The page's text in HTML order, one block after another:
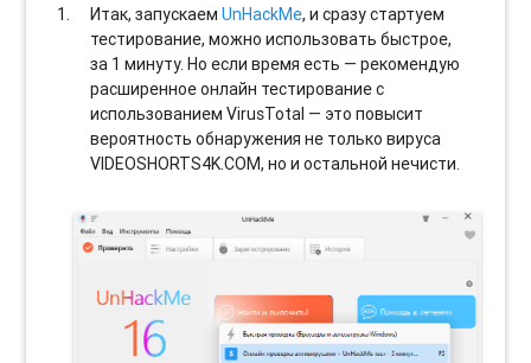
Итак, запускаемUnHackMe, и сразу стартуем
тестирование, можно использовать быстрое,
за 1 минуту. Но если время есть — рекомендую
расширенное онлайн тестирование с
использованием VirusTotal — это повысит
вероятность обнаружения не только вируса
VIDEOSHORTS4K.COM, но и остальной нечисти.